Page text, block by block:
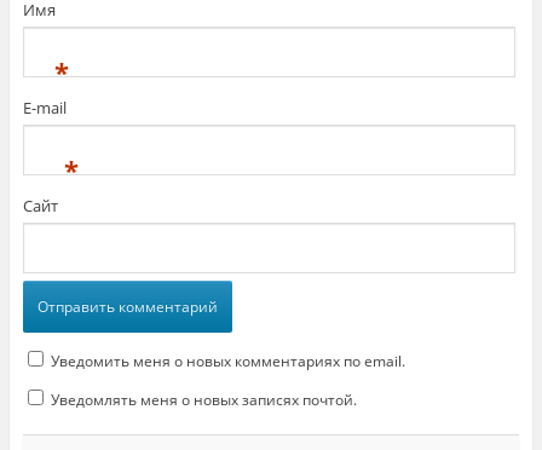
Имя
*
E-mail
*
Сайт
Уведомить меня о новых комментариях по email.
Уведомлять меня о новых записях почтой.